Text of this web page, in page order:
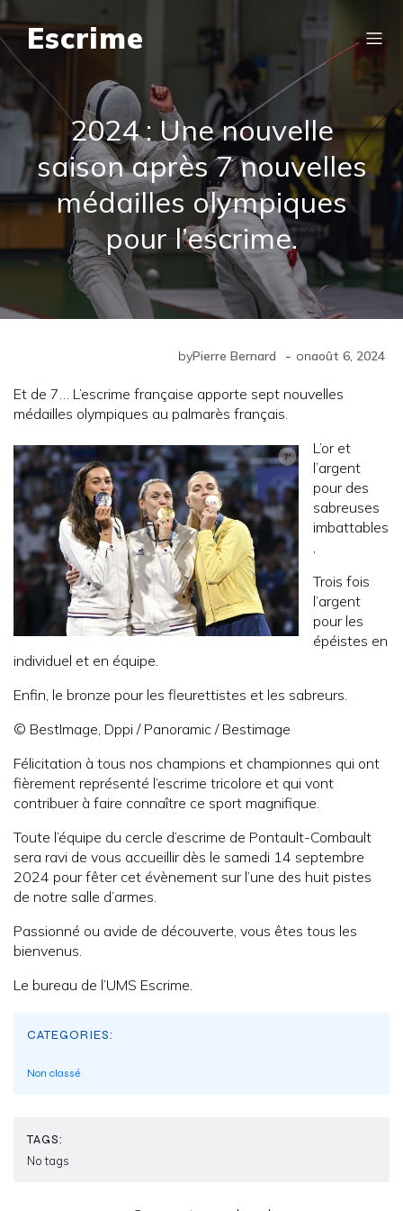
Escrime
2024 : Une nouvelle
saison après 7 nouvelles
médailles olympiques
pour l’escrime.
byPierre Bernard - onaoût 6, 2024
Et de 7… L’escrime française apporte sept nouvelles
médailles olympiques au palmarès français.
L’or et
l’argent
pour des
sabreuses
imbattables
,
Trois fois
l’argent
pour les
épéistes en
individuel et en équipe.
Enfin, le bronze pour les fleurettistes et les sabreurs.
© BestImage, Dppi / Panoramic / Bestimage
Félicitation à tous nos champions et championnes qui ont
fièrement représenté l’escrime tricolore et qui vont
contribuer à faire connaître ce sport magnifique.
Toute l’équipe du cercle d’escrime de Pontault-Combault
sera ravi de vous accueillir dès le samedi 14 septembre
2024 pour fêter cet évènement sur l’une des huit pistes
de notre salle d’armes.
Passionné ou avide de découverte, vous êtes tous les
bienvenus.
Le bureau de l’UMS Escrime.
CATEGORIES:
Non classé
TAGS:
No tags